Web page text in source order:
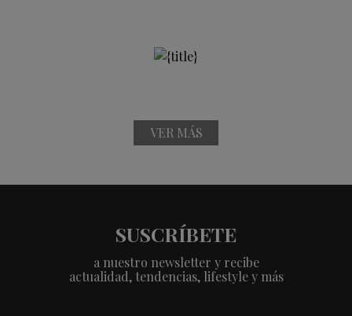
VER MÁS
SUSCRÍBETE
a nuestro newsletter y recibe
actualidad, tendencias, lifestyle y más